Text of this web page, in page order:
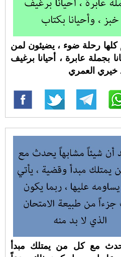
رحلة ضوء ، يضيئون لمن
بجملة عابرة ، أحيانا برغيف
خيري العمري
مع كل من يمتلك مبدأ